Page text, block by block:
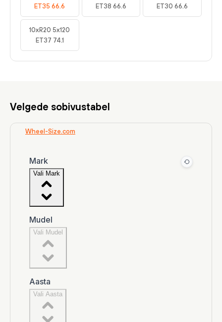
ET35 66.6
ET38 66.6
ET30 66.6
10xR20 5x120
ET37 74.1
Velgede sobivustabel
Wheel-Size.com